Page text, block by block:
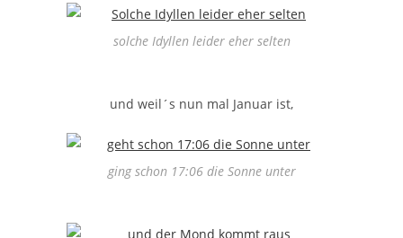
solche Idyllen leider eher selten
und weil´s nun mal Januar ist,
ging schon 17:06 die Sonne unter